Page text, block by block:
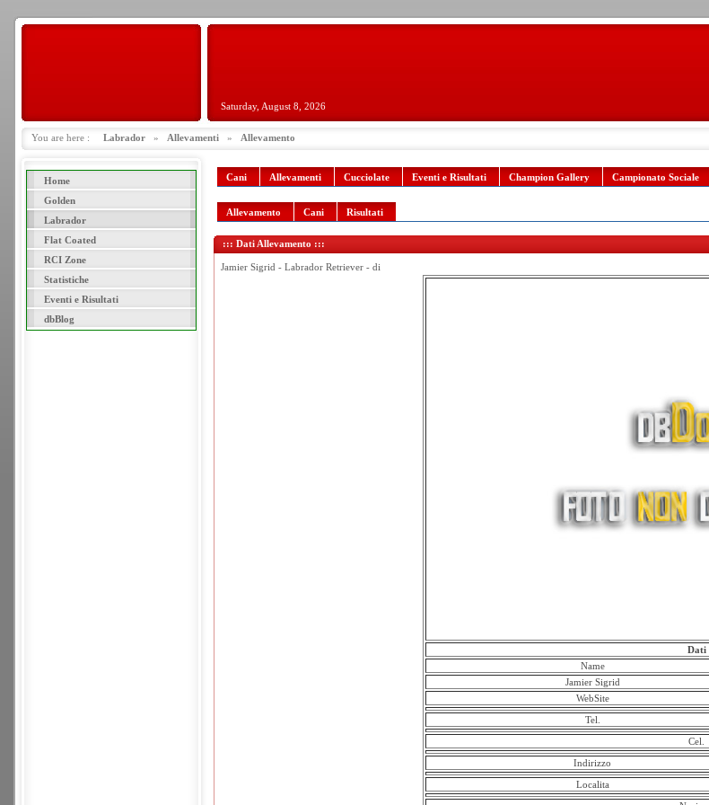
Saturday, August 8, 2026
You are here : Labrador » Allevamenti » Allevamento
Home
Golden
Labrador
Flat Coated
RCI Zone
Statistiche
Eventi e Risultati
dbBlog
Cani Allevamenti Cucciolate Eventi e Risultati Champion Gallery Campionato Sociale
Allevamento Cani Risultati
::: Dati Allevamento :::
Jamier Sigrid - Labrador Retriever - di
Dati
Name
Jamier Sigrid
WebSite
Tel.
Cel.
Indirizzo
Localita